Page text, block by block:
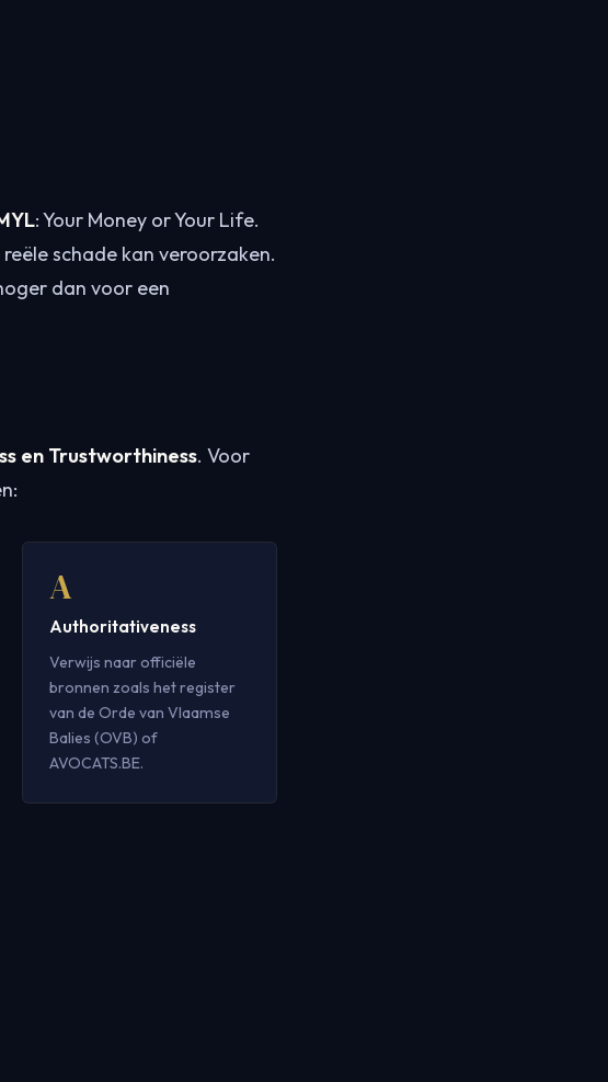
: Your Money or Your Life.
schade kan veroorzaken.
dan voor een
en Trustworthiness. Voor
A
Authoritativeness
Verwijs naar officiële
bronnen zoals het register
van de Orde van Vlaamse
Balies (OVB) of
AVOCATS.BE.